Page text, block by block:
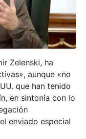
Zelenski, ha
aunque «no
que han tenido
en sintonía con lo
enviado especial